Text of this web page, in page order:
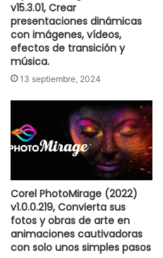
v15.3.01, Crear
presentaciones dinámicas
con imágenes, vídeos,
efectos de transición y
música.
13 septiembre, 2024
Corel PhotoMirage (2022)
v1.0.0.219, Convierta sus
fotos y obras de arte en
animaciones cautivadoras
con solo unos simples pasos